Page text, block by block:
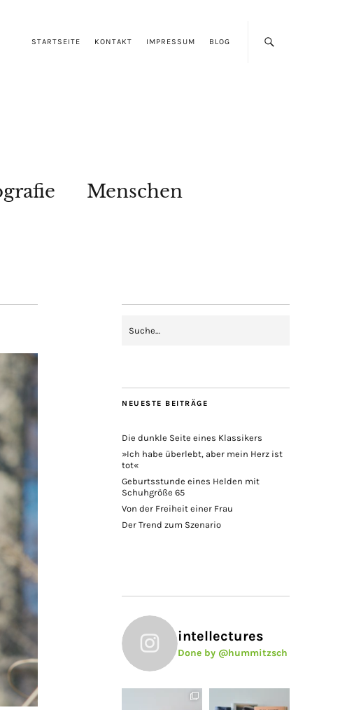
STARTSEITE KONTAKT IMPRESSUM BLOG
Menschen
NEUESTE BEITRÄGE
Die dunkle Seite eines Klassikers
»Ich habe überlebt, aber mein Herz ist
tot«
Geburtsstunde eines Helden mit
Schuhgröße 65
Von der Freiheit einer Frau
Der Trend zum Szenario
intellectures
Done by @hummitzsch